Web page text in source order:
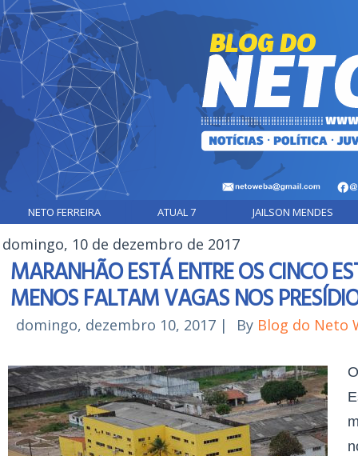
NETO FERREIRA ATUAL 7 JAILSON MENDES
domingo, 10 de dezembro de 2017
MARANHÃO ESTÁ ENTRE OS CINCO
MENOS FALTAM VAGAS NOS
domingo, dezembro 10, 2017 | By Blog do Neto